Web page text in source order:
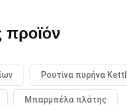
προϊόν
Ρουτίνα πυρήνα
Μπαρμπέλα πλάτης